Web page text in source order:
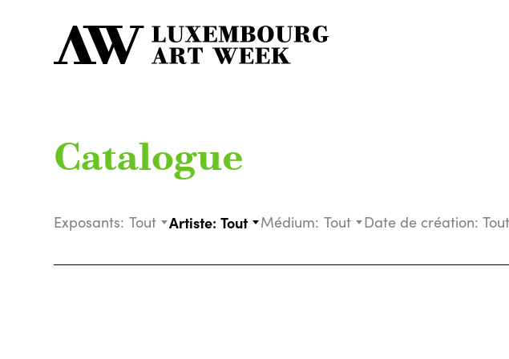
Catalogue
Exposants: Tout Artiste: Tout Médium: Tout Date de création: Tout